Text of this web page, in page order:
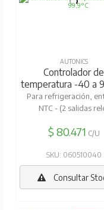
AUTONICS
Controlador de
temperatura -40 a
Para refrigeración,
NTC - (2 salidas
$ 80.471 C/U
SKU: 060510040
Consultar